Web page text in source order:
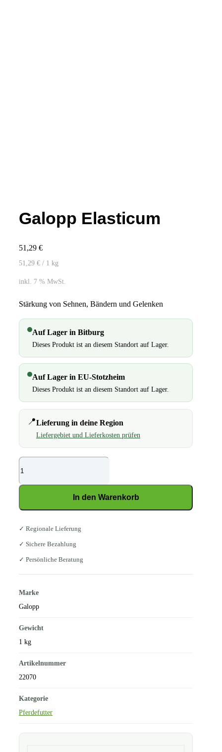
Galopp Elasticum
51,29 €
51,29 € / 1 kg
inkl. 7 % MwSt.
Stärkung von Sehnen, Bändern und Gelenken
Auf Lager in Bitburg
Dieses Produkt ist an diesem Standort auf Lager.
Auf Lager in EU-Stotzheim
Dieses Produkt ist an diesem Standort auf Lager.
📍Lieferung in deine Region
Liefergebiet und Lieferkosten prüfen
Galopp
Elasticum
Menge
In den Warenkorb
✓ Regionale Lieferung
✓ Sichere Bezahlung
✓ Persönliche Beratung
Marke
Galopp
Gewicht
1 kg
Artikelnummer
22070
Kategorie
Pferdefutter